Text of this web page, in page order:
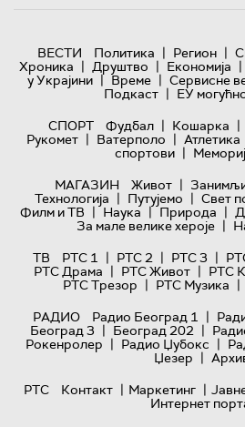
ВЕСТИ Политика | Регион |
Хроника | Друштво | Економија |
у Украјини | Време | Сервисне
Подкаст | ЕУ
СПОРТ
Фудбал | Кошарка |
Рукомет | Ватерполо | Атлетика
спортови |
МАГАЗИН
Живот |
Технологијa | Путујемо | Свет
Филм и ТВ | Наука | Природа |
За мале велике хероје |
ТВ
РТС 1 | РТС 2 | РТС 3 |
РТС Драма | РТС Живот | РТС
РТС Трезор | РТС Музика |
РАДИО
Радио Београд 1 |
Београд 3 | Београд 202 |
Рокенролер | Радио Џубокс |
Џезер |
РТС
Контакт | Маркетинг |
Интернет